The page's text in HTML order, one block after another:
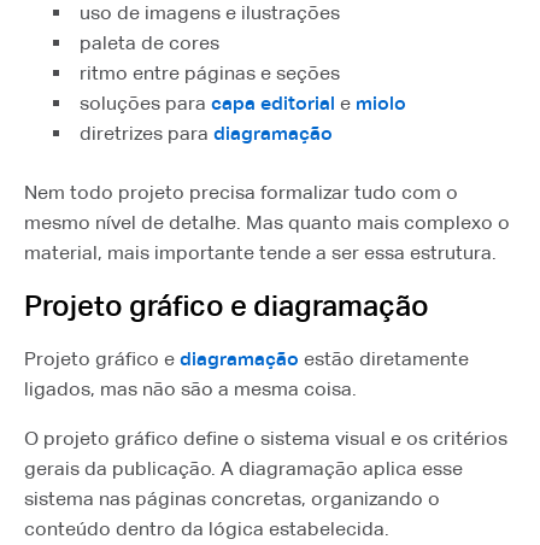
uso de imagens e ilustrações
paleta de cores
ritmo entre páginas e seções
soluções para capa editorial e miolo
diretrizes para diagramação
Nem todo projeto precisa formalizar tudo com o
mesmo nível de detalhe. Mas quanto mais complexo o
material, mais importante tende a ser essa estrutura.
Projeto gráfico e diagramação
Projeto gráfico e diagramação estão diretamente
ligados, mas não são a mesma coisa.
O projeto gráfico define o sistema visual e os critérios
gerais da publicação. A diagramação aplica esse
sistema nas páginas concretas, organizando o
conteúdo dentro da lógica estabelecida.